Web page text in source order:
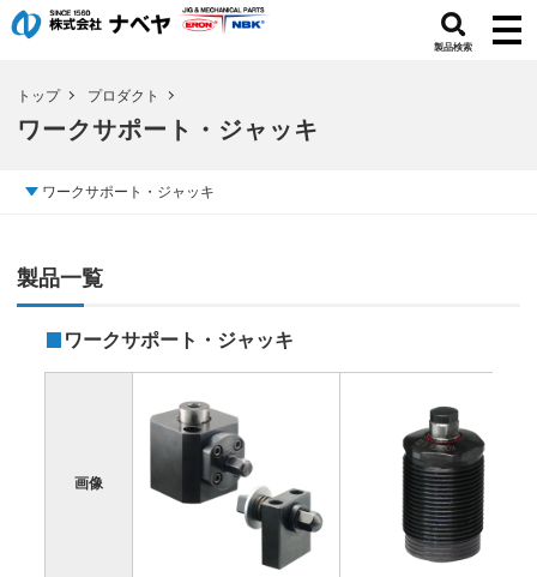
製品検索
トップ プロダクト
ワークサポート・ジャッキ
ワークサポート・ジャッキ
製品一覧
ワークサポート・ジャッキ
画像